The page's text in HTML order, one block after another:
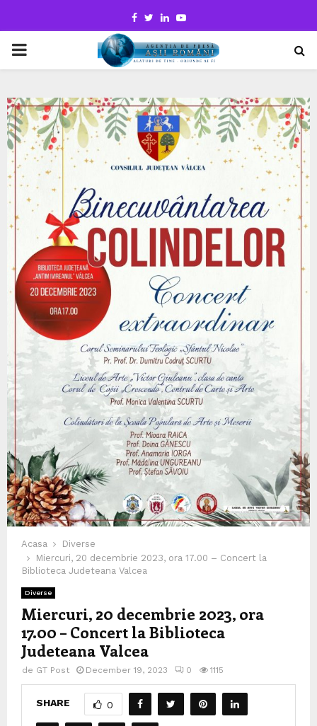
Facebook
TwitterLinkedinYoutube
PRIMARY
Acasa
Diverse
Miercuri, 20 decembrie 2023, ora 17.00 – Concert la
Biblioteca Judeteana Valcea
Diverse
Miercuri, 20 decembrie 2023, ora
17.00 – Concert la Biblioteca
Judeteana Valcea
de GT Post December 19, 2023 0 1115
SHARE 0